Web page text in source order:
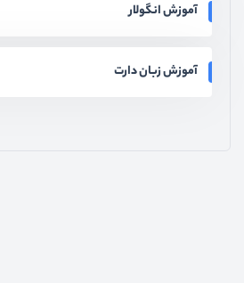
آموزش انگولار
آموزش زبان دارت